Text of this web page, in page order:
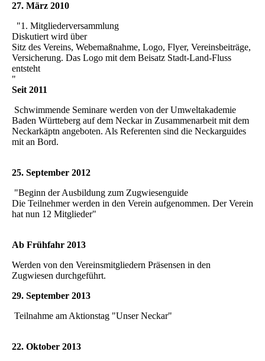
27. März 2010
"1. Mitgliederversammlung
Diskutiert wird über
Sitz des Vereins, Webemaßnahme, Logo, Flyer, Vereinsbeiträge,
Versicherung. Das Logo mit dem Beisatz Stadt-Land-Fluss
entsteht
"
Seit 2011
Schwimmende Seminare werden von der Umweltakademie
Baden Württeberg auf dem Neckar in Zusammenarbeit mit dem
Neckarkäptn angeboten. Als Referenten sind die Neckarguides
mit an Bord.
25. September 2012
"Beginn der Ausbildung zum Zugwiesenguide
Die Teilnehmer werden in den Verein aufgenommen. Der Verein
hat nun 12 Mitglieder"
Ab Frühfahr 2013
Werden von den Vereinsmitgliedern Präsensen in den
Zugwiesen durchgeführt.
29. September 2013
Teilnahme am Aktionstag "Unser Neckar"
22. Oktober 2013